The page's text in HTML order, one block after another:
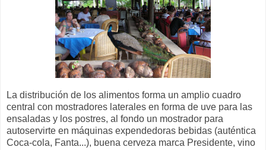
La distribución de los alimentos forma un amplio cuadro
central con mostradores laterales en forma de uve para las
ensaladas y los postres, al fondo un mostrador para
autoservirte en máquinas expendedoras bebidas (auténtica
Coca-cola, Fanta...), buena cerveza marca Presidente, vino